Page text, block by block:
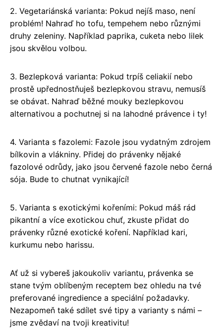
2. Vegetariánská varianta: Pokud nejíš maso, není
problém! Nahraď ho tofu, tempehem nebo různými
druhy zeleniny. Například paprika, cuketa nebo lilek
jsou skvělou volbou.
3. Bezlepková varianta: Pokud trpíš celiakií nebo
prostě upřednostňuješ bezlepkovou stravu, nemusíš
se obávat. Nahraď běžné mouky bezlepkovou
alternativou a pochutnej si na lahodné právence i ty!
4. Varianta s fazolemi: Fazole jsou vydatným zdrojem
bílkovin a vlákniny. Přidej do právenky nějaké
fazolové odrůdy, jako jsou červené fazole nebo černá
sója. Bude to chutnat vynikající!
5. Varianta s exotickými kořeními: Pokud máš rád
pikantní a více exotickou chuť, zkuste přidat do
právenky různé exotické koření. Například kari,
kurkumu nebo harissu.
Ať už si vybereš jakoukoliv variantu, právenka se
stane tvým oblíbeným receptem bez ohledu na tvé
preferované ingredience a speciální požadavky.
Nezapomeň také sdílet své tipy a varianty s námi –
jsme zvědaví na tvoji kreativitu!